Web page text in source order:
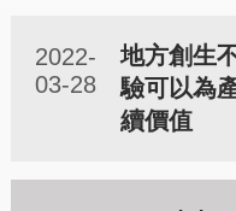
2022-
03-28
地方創生
驗可以為
續價值